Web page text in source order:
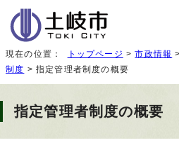
現在の位置： トップページ >市政情報 >
制度 > 指定管理者制度の概要
指定管理者制度の概要